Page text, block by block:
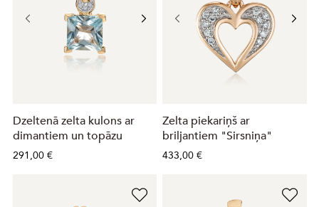
Dzeltenā zelta kulons ar
dimantiem un topāzu
291,00 €
Zelta piekariņš ar
briljantiem "Sirsniņa"
433,00 €